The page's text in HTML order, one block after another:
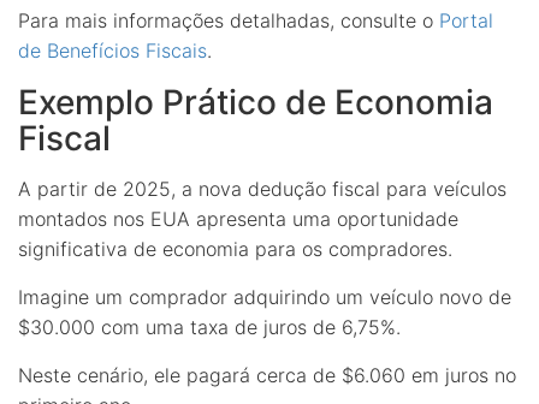
Para mais informações detalhadas, consulte o Portal
de Benefícios Fiscais.
Exemplo Prático de Economia
Fiscal
A partir de 2025, a nova dedução fiscal para veículos
montados nos EUA apresenta uma oportunidade
significativa de economia para os compradores.
Imagine um comprador adquirindo um veículo novo de
$30.000 com uma taxa de juros de 6,75%.
Neste cenário, ele pagará cerca de $6.060 em juros no